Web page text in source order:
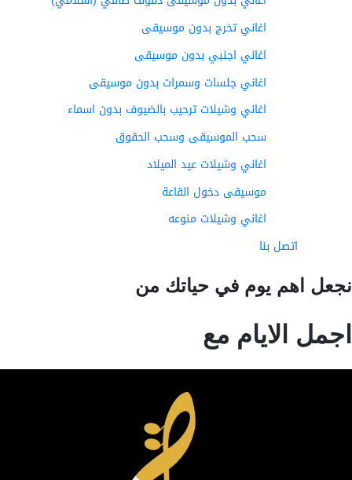
اغاني تخرج بدون موسيقى
اغاني اجنبي بدون موسيقى
اغاني جلسات وسمرات بدون موسيقى
اغاني وشيلات ترحيب بالضيوف بدون اسماء
سحب الموسيقى وسحب الحقوق
اغاني وشيلات عيد الميلاد
موسيقى دخول القاعة
اغاني وشيلات منوعه
اتصل بنا
اهم يوم في حياتك من
الايام مع